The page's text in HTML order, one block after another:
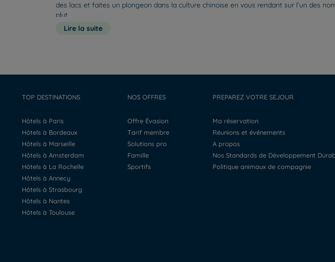
des lacs et faites un plongeon dans la culture chinoise en vous rendant sur l’un des
plut
Lire la suite
TOP DESTINATIONS
Hôtels à Paris
Hôtels à Bordeaux
Hôtels à Marseille
Hôtels à Amsterdam
Hôtels à La Rochelle
Hôtels à Annecy
Hôtels à Strasbourg
Hôtels à Nantes
Hôtels à Toulouse
NOS OFFRES
Offre Évasion
Tarif membre
Solutions pro
Famille
Sportifs
PREPAREZ VOTRE SEJOUR
Ma réservation
Réunions et événements
A propos
Nos Standards de Développement
Politique animaux de compagnie